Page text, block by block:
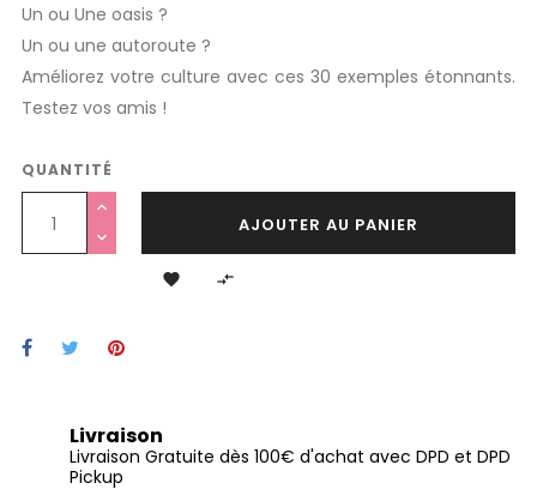
Un ou Une oasis ?
Un ou une autoroute ?
Améliorez votre culture avec ces 30 exemples étonnants.
Testez vos amis !
QUANTITÉ
AJOUTER AU PANIER
 
Livraison
Livraison Gratuite dès 100€ d'achat avec DPD et DPD
Pickup